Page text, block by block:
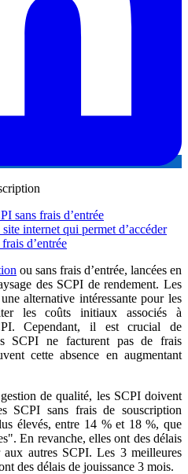
sans frais d’entrée
internet qui permet d’accéder
d’entrée
ou sans frais d’entrée, lancées en
des SCPI de rendement. Les
alternative intéressante pour les
les coûts initiaux associés à
Cependant, il est crucial de
SCPI ne facturent pas de frais
cette absence en augmentant
de qualité, les SCPI doivent
SCPI sans frais de souscription
élevés, entre 14 % et 18 %, que
En revanche, elles ont des délais
autres SCPI. Les 3 meilleures
des délais de jouissance 3 mois.